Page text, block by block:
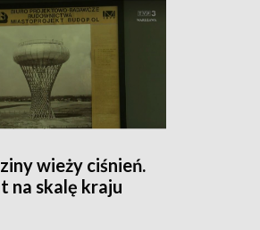
wieży ciśnień.
na skalę kraju